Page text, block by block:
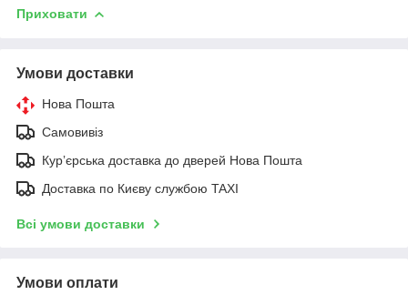
Приховати
Умови доставки
Нова Пошта
Самовивіз
Курʼєрська доставка до дверей Нова Пошта
Доставка по Києву службою TAXI
Всі умови доставки
Умови оплати